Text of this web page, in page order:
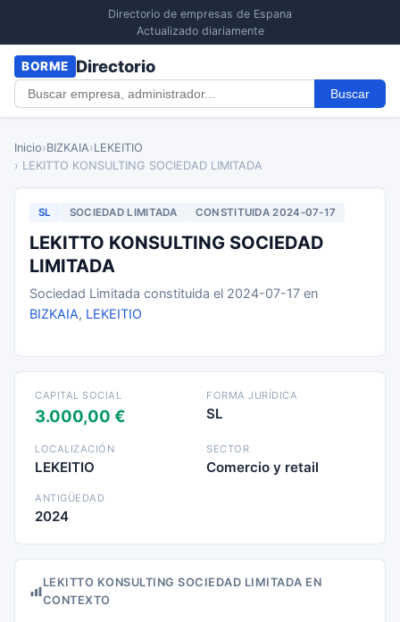
Directorio de empresas de Espana
Actualizado diariamente
BORME Directorio
Buscar
Inicio›BIZKAIA›LEKEITIO
› LEKITTO KONSULTING SOCIEDAD LIMITADA
SL SOCIEDAD LIMITADA CONSTITUIDA 2024-07-17
LEKITTO KONSULTING SOCIEDAD
LIMITADA
Sociedad Limitada constituida el 2024-07-17 en
BIZKAIA, LEKEITIO
CAPITAL SOCIAL
3.000,00 €
FORMA JURÍDICA
SL
LOCALIZACIÓN
LEKEITIO
SECTOR
Comercio y retail
ANTIGÜEDAD
2024
LEKITTO KONSULTING SOCIEDAD LIMITADA EN
CONTEXTO